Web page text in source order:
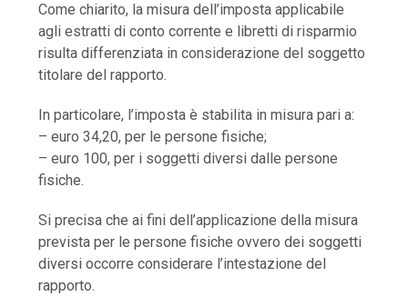
Come chiarito, la misura dell’imposta applicabile
agli estratti di conto corrente e libretti di risparmio
risulta differenziata in considerazione del soggetto
titolare del rapporto.
In particolare, l’imposta è stabilita in misura pari a:
– euro 34,20, per le persone fisiche;
– euro 100, per i soggetti diversi dalle persone
fisiche.
Si precisa che ai fini dell’applicazione della misura
prevista per le persone fisiche ovvero dei soggetti
diversi occorre considerare l’intestazione del
rapporto.